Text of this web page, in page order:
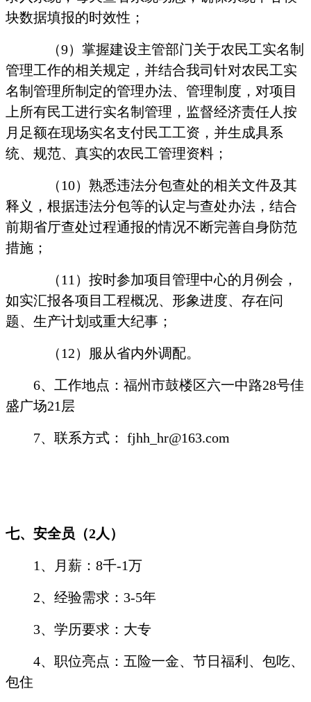
块数据填报的时效性；
（9）掌握建设主管部门关于农民工实名制
管理工作的相关规定，并结合我司针对农民工实
名制管理所制定的管理办法、管理制度，对项目
上所有民工进行实名制管理，监督经济责任人按
月足额在现场实名支付民工工资，并生成具系
统、规范、真实的农民工管理资料；
（10）熟悉违法分包查处的相关文件及其
释义，根据违法分包等的认定与查处办法，结合
前期省厅查处过程通报的情况不断完善自身防范
措施；
（11 ）按时参加项目管理中心的月例会，
如实汇报各项目工程概况、形象进度、存在问
题、生产计划或重大纪事；
（12）服从省内外调配。
6、工作地点：福州市鼓楼区六一中路28号佳
盛广场21 层
7、联系方式： fjhh_hr@163.com
七、安全员（2人）
1 、月薪： 8千-1万
2、经验需求： 3-5年
3、学历要求：大专
4、职位亮点：五险一金、节日福利、包吃、
包住